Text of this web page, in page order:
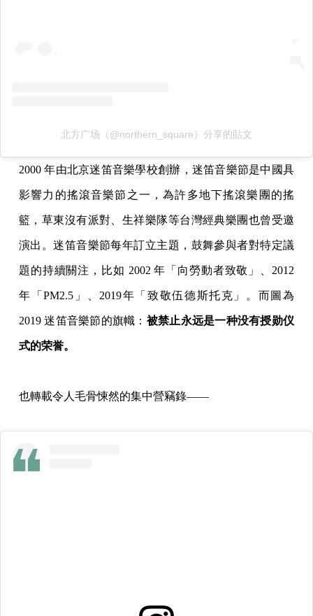
北方广场（@northern_square）分享的貼文
2000 年由北京迷笛音樂學校創辦，迷笛音樂節是中國具
影響力的搖滾音樂節之一，為許多地下搖滾樂團的搖
籃，草東沒有派對、生祥樂隊等台灣經典樂團也曾受邀
演出。迷笛音樂節每年訂立主題，鼓舞參與者對特定議
題的持續關注，比如 2002 年「向勞動者致敬」、2012
年「PM2.5」、2019年「致敬伍德斯托克」。而圖為
2019 迷笛音樂節的旗幟： 被禁止永远是一种没有授勋仪
式的荣誉。
也轉載令人毛骨悚然的集中營竊錄——